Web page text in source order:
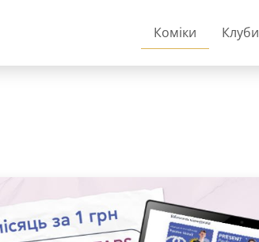
Коміки Клуби